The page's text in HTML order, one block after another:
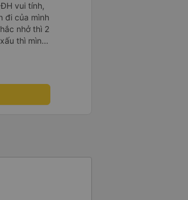
vui tính,
nhở thì 2
thì mình
rất to. To
bạn ấy bị trừ
Số mình